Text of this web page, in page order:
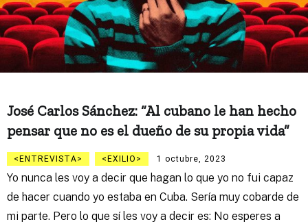
José Carlos Sánchez: “Al cubano le han hecho
pensar que no es el dueño de su propia vida”
ENTREVISTA EXILIO 1 octubre, 2023
Yo nunca les voy a decir que hagan lo que yo no fui capaz
de hacer cuando yo estaba en Cuba. Sería muy cobarde de
mi parte. Pero lo que sí les voy a decir es: No esperes a